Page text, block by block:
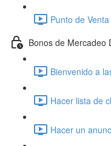
Punto de
Bonos de Mercadeo
Bienvenido a
Hacer lista de
Hacer un